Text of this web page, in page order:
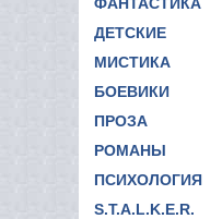
ДЕТСКИЕ
МИСТИКА
БОЕВИКИ
ПРОЗА
РОМАНЫ
ПСИХОЛОГИЯ
S.T.A.L.K.E.R.